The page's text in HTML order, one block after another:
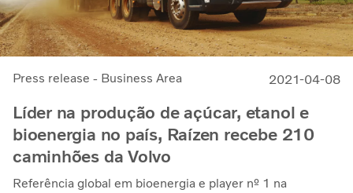
Press release - Business Area 2021-04-08
Líder na produção de açúcar, etanol e
bioenergia no país, Raízen recebe 210
caminhões da Volvo
Referência global em bioenergia e player nº 1 na